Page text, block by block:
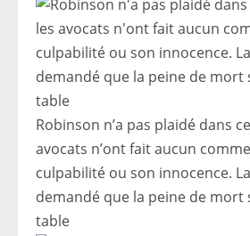
Robinson n’a pas plaidé dans
avocats n’ont fait aucun
culpabilité ou son innocence.
demandé que la peine de mort
table